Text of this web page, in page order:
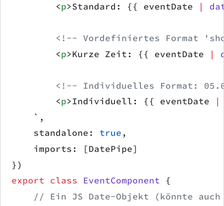
        <
p>Standard: {{ eventDate |
<!-- Vordefiniertes Format
        <
p>Kurze Zeit: {{ eventDate |
<!-- Individuelles Format:
        <
p>Individuell: {{ eventDate |
    `
,
    standalone:
true,
    imports: [DatePipe]
})
export class EventComponent {
// Ein JS Date-Objekt (könnte